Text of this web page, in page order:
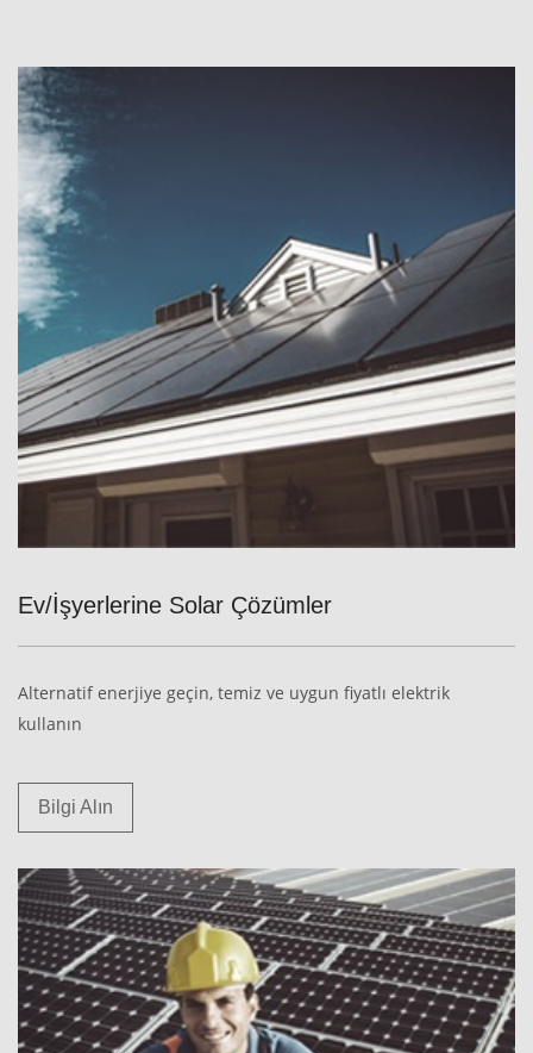
Ev/İşyerlerine Solar Çözümler
Alternatif enerjiye geçin, temiz ve uygun fiyatlı elektrik
kullanın
Bilgi Alın